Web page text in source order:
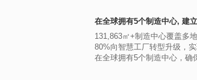
在全球拥有5个制造中心, 建
131,863㎡+制造中心覆盖多
80%向智慧工厂转型升级，
在全球拥有5个制造中心，确